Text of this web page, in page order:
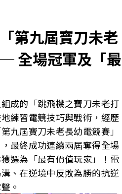
第九屆寶刀未老
全場冠軍及「最
成的「跳飛機之寶刀未老打
練習電競技巧與戰術，經歷
九屆寶刀未老長幼電競賽」
最終成功連續兩屆奪得全場
選為「最有價值玩家」！電
、在逆境中反敗為勝的抗逆
。